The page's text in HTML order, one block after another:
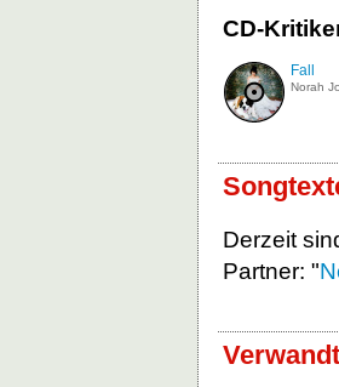
CD-
Fall
Norah
Derzeit
Partner: "